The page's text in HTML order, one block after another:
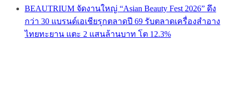
BEAUTRIUM จัดงานใหญ่ “Asian Beauty Fest 2026” ดึง
กว่า 30 แบรนด์เอเชียรุกตลาดปี 69 รับตลาดเครื่องสำอาง
ไทยทะยาน แตะ 2 แสนล้านบาท โต 12.3%